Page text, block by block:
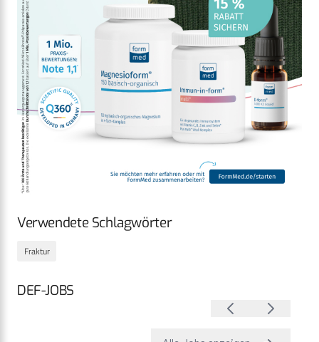
Verwendete Schlagwörter
Fraktur
DEF-JOBS